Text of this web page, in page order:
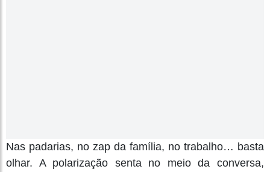
Nas padarias, no zap da família, no trabalho… basta
olhar. A polarização senta no meio da conversa,